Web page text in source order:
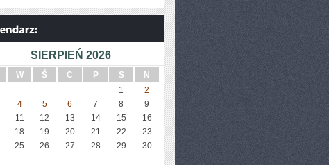
SIERPIEŃ 2026
W Ś C P S
N
1
2
4 5 6 7 8
9
11 12 13 14 15
16
18 19 20 21 22
23
25 26 27 28 29
30